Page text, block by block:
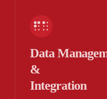
Data
&
Integration